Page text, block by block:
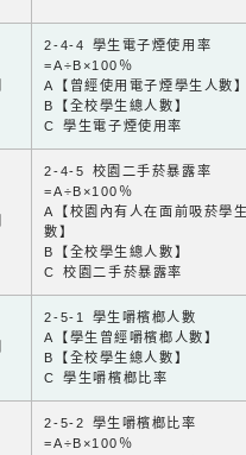
2-4-4 學生電子煙使用率
=A÷B×100％
A【曾經使用電子煙學生人數
B【全校學生總人數】
C 學生電子煙使用率
2-4-5 校園二手菸暴露率
=A÷B×100％
A【校園內有人在面前吸菸學
數】
B【全校學生總人數】
C 校園二手菸暴露率
2-5-1 學生嚼檳榔人數
A【學生曾經嚼檳榔人數】
B【全校學生總人數】
C 學生嚼檳榔比率
2-5-2 學生嚼檳榔比率
=A÷B×100％